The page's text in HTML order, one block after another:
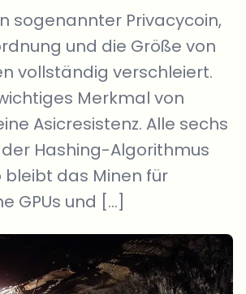
sogenannter Privacycoin,
und die Größe von
vollständig verschleiert.
Merkmal von
Asicresistenz. Alle sechs
Hashing-Algorithmus
bleibt das Minen für
GPUs und […]